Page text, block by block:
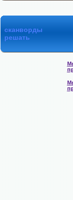
сканворды
решать